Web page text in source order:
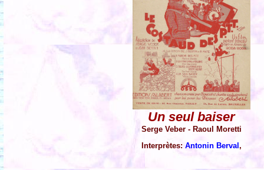
Un seul baiser
Serge Veber - Raoul Moretti
Interprètes: Antonin Berval ,